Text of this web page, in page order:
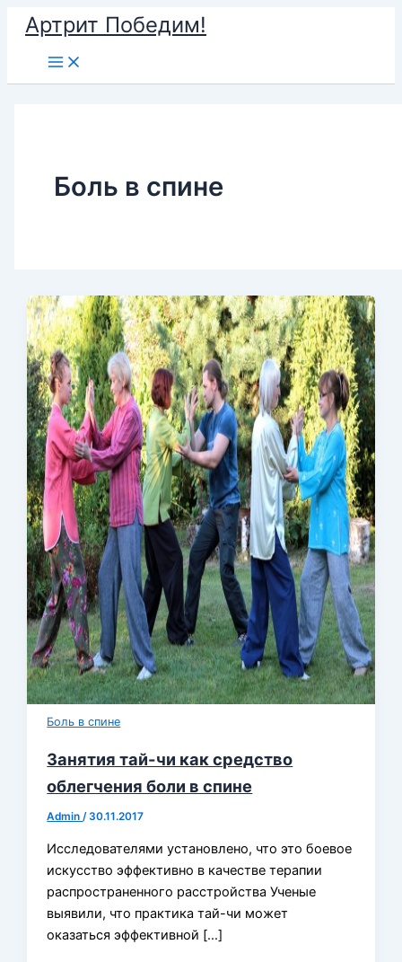
Перейти
содержимому
Артрит Победим!
Main
Menu
Боль в спине
Боль в спине
Занятия тай-чи как средство
облегчения боли в спине
Admin/30.11.2017
Исследователями установлено, что это боевое
искусство эффективно в качестве терапии
распространенного расстройства Ученые
выявили, что практика тай-чи может
оказаться эффективной […]